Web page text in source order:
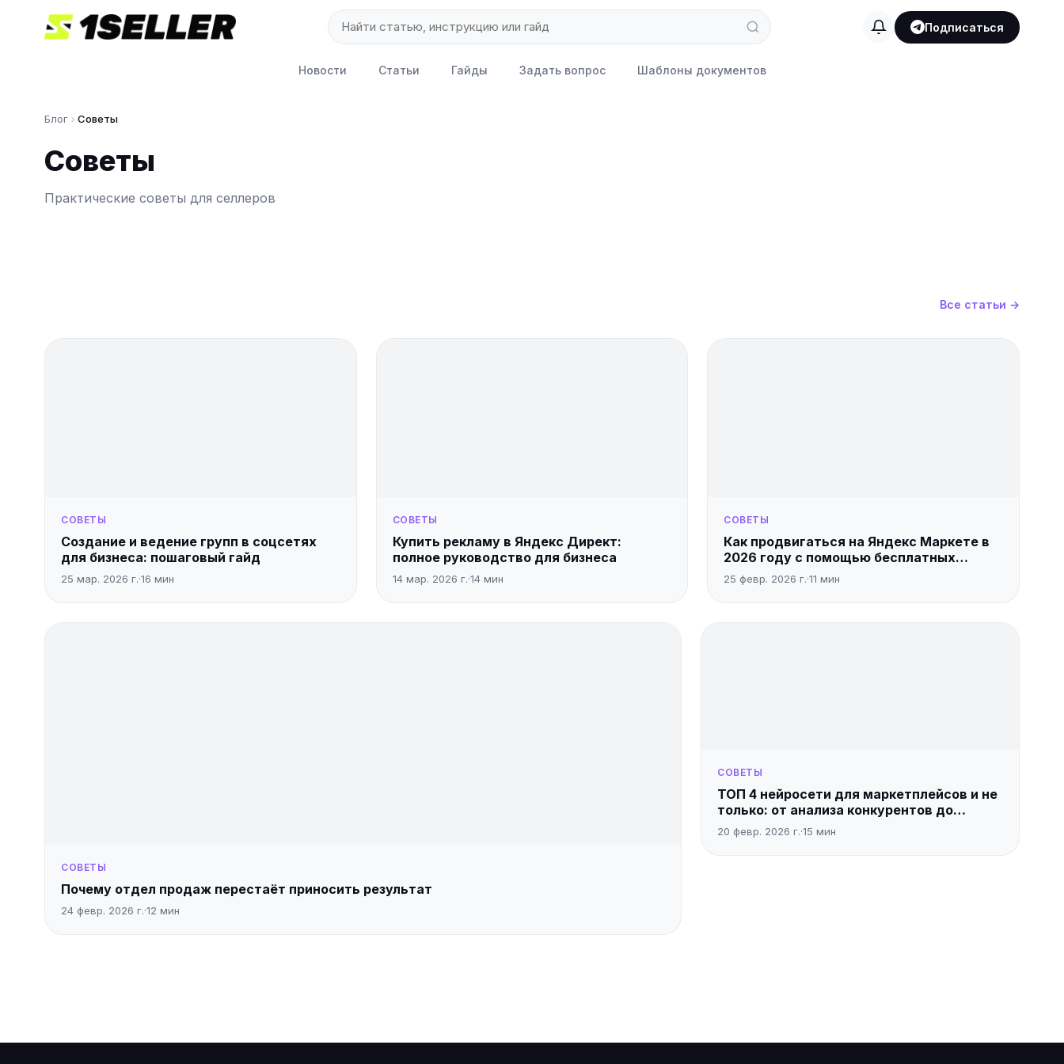
Подписаться
Новости Статьи Гайды Задать вопрос Шаблоны документов
Блог Советы
Советы
Практические советы для селлеров
Все статьи →
СОВЕТЫ
Создание и ведение групп в соцсетях
для бизнеса: пошаговый гайд
25 мар. 2026 г.·16 мин
СОВЕТЫ
Купить рекламу в Яндекс Директ:
полное руководство для бизнеса
14 мар. 2026 г.·14мин
СОВЕТЫ
Как продвигаться на Яндекс Маркете в
2026 году с помощью бесплатных
инструментов
25 февр. 2026 г.·11 мин
СОВЕТЫ
Почему отдел продаж перестаёт приносить результат
24 февр. 2026 г.·12 мин
СОВЕТЫ
ТОП 4 нейросети для маркетплейсов и не
только: от анализа конкурентов до
создания карточек товаров
20 февр. 2026 г.·15 мин